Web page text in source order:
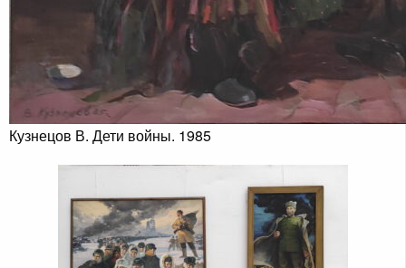
Кузнецов В. Дети войны. 1985